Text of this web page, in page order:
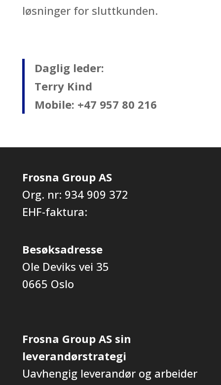
løsninger for sluttkunden.
Daglig leder:
Terry Kind
Mobile: +47 957 80 216
Frosna Group AS
Org. nr: 934 909 372
EHF-faktura:
Besøksadresse
Ole Deviks vei 35
0665 Oslo
Frosna Group AS sin
leverandørstrategi
Uavhengig leverandør og arbeider